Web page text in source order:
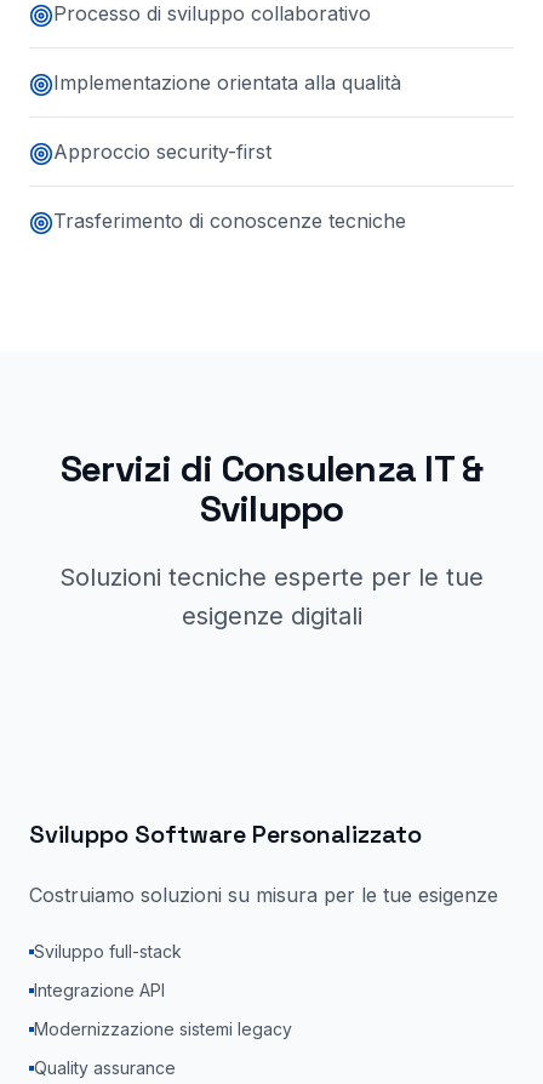
Processo di sviluppo collaborativo
Implementazione orientata alla qualità
Approccio security-first
Trasferimento di conoscenze tecniche
Servizi di Consulenza IT &
Sviluppo
Soluzioni tecniche esperte per le tue
esigenze digitali
Sviluppo Software Personalizzato
Costruiamo soluzioni su misura per le tue esigenze
Sviluppo full-stack
Integrazione API
Modernizzazione sistemi legacy
Quality assurance